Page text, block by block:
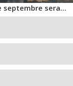
septembre sera…